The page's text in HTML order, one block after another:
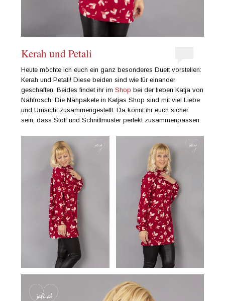
Kerah und Petali
Heute möchte ich euch ein ganz besonderes Duett vorstellen:
Kerah und Petali! Diese beiden sind wie für einander
geschaffen. Beides findet ihr imShopbei der lieben Katja von
Nähfrosch. Die Nähpakete in Katjas Shop sind mit viel Liebe
und Umsicht zusammengestellt. Da könnt ihr euch sicher
sein, dass Stoff und Schnittmuster perfekt zusammenpassen.